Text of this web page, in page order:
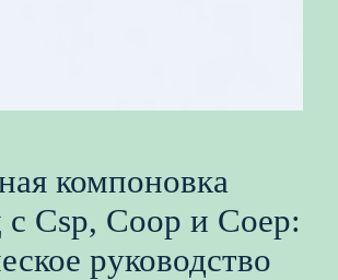
компоновка
с Csp, Coop и Coep:
руководство